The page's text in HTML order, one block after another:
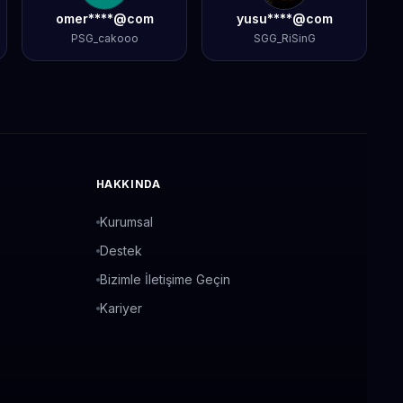
omer****@com
PSG_cakooo
yusu****@com
SGG_RiSinG
HAKKINDA
Kurumsal
Destek
Bizimle İletişime Geçin
Kariyer